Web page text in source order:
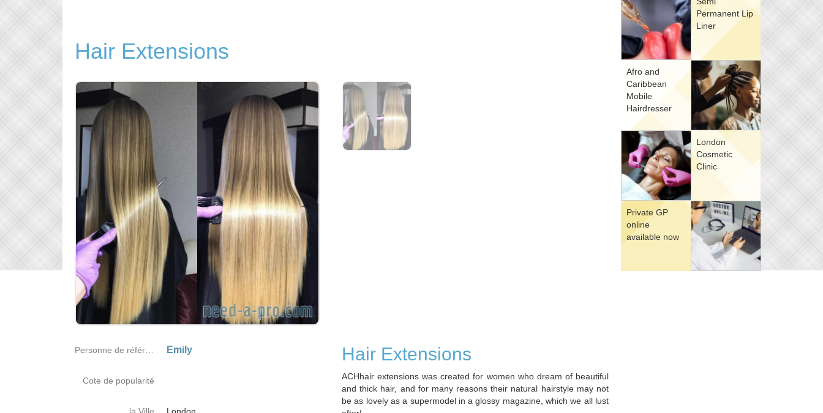
Permanent Lip
Liner
Afro and
Caribbean
Mobile
Hairdresser
London
Cosmetic
Clinic
Private GP
online
available now
Hair Extensions
Hair Extensions
ACHhair extensions was created for women who dream of beautiful
and thick hair, and for many reasons their natural hairstyle may not
be as lovely as a supermodel in a glossy magazine, which we all lust
Emily
Cote de popularité